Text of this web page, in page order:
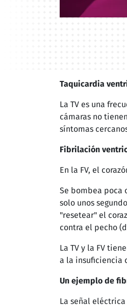
Taquicardia
La TV es una
cámaras no
síntomas
Fibrilación
En la FV, el
Se bombea poca
solo unos
"resetear" el
contra el pecho
La TV y la FV
a la insuficiencia
Un ejemplo de
La señal